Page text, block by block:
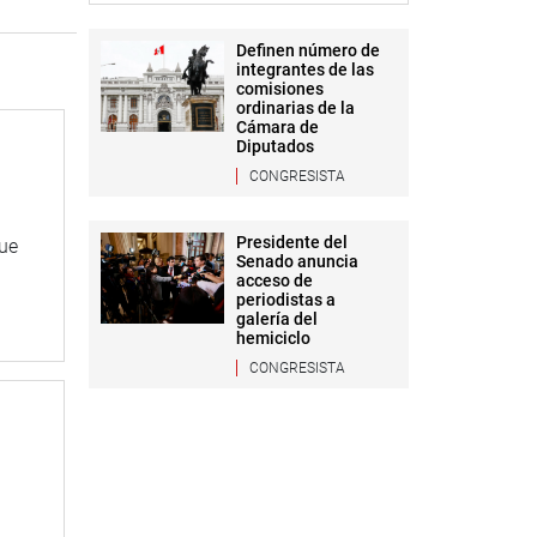
Definen número de
integrantes de las
comisiones
ordinarias de la
Cámara de
Diputados
CONGRESISTA
Presidente del
Senado anuncia
acceso de
periodistas a
galería del
hemiciclo
CONGRESISTA